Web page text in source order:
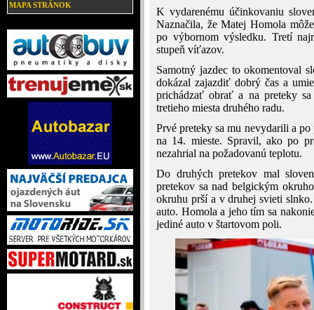
MAPA STRÁNOK
K vydarenému účinkovaniu
Naznačila, že Matej Homola
po výbornom výsledku. Tretí
stupeň víťazov.
Samotný jazdec to okomentoval
dokázal zajazdiť dobrý čas a
prichádzať obrať a na preteky
tretieho miesta druhého radu.
Prvé preteky sa mu nevydarili a
na 14. mieste. Spravil, ako po
nezahrial na požadovanú teplotu.
Do druhých pretekov mal
pretekov sa nad belgickým
okruhu prší a v druhej svieti
auto. Homola a jeho tím sa
jediné auto v štartovom poli.